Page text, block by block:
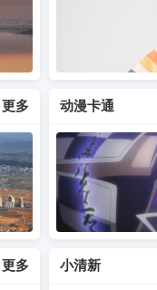
更多 动漫卡通
更多 小清新